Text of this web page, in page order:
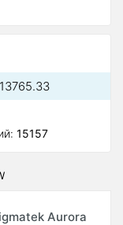
15157
Aurora